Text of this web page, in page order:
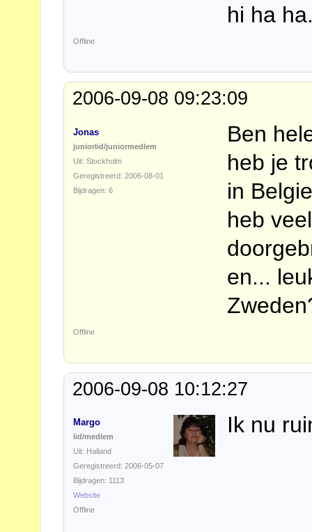
hi ha
Offline
2006-09-08 09:23:09
Jonas
juniorlid/juniormedlem
Uit: Stockholm
Geregistreerd: 2006-08-01
Bijdragen: 6
Ben
heb je
in
heb
en...
Offline
2006-09-08 10:12:27
Margo
lid/medlem
Uit: Halland
Geregistreerd: 2006-05-07
Bijdragen: 1113
Website
Ik nu
Offline